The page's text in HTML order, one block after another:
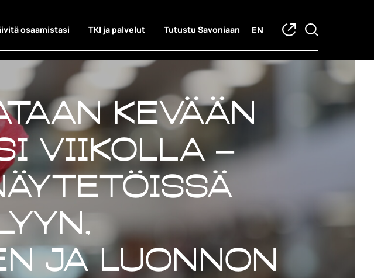
osaamistasi TKI ja palvelut Tutustu Savoniaan EN
kevään
viikolla –
ja luonnon